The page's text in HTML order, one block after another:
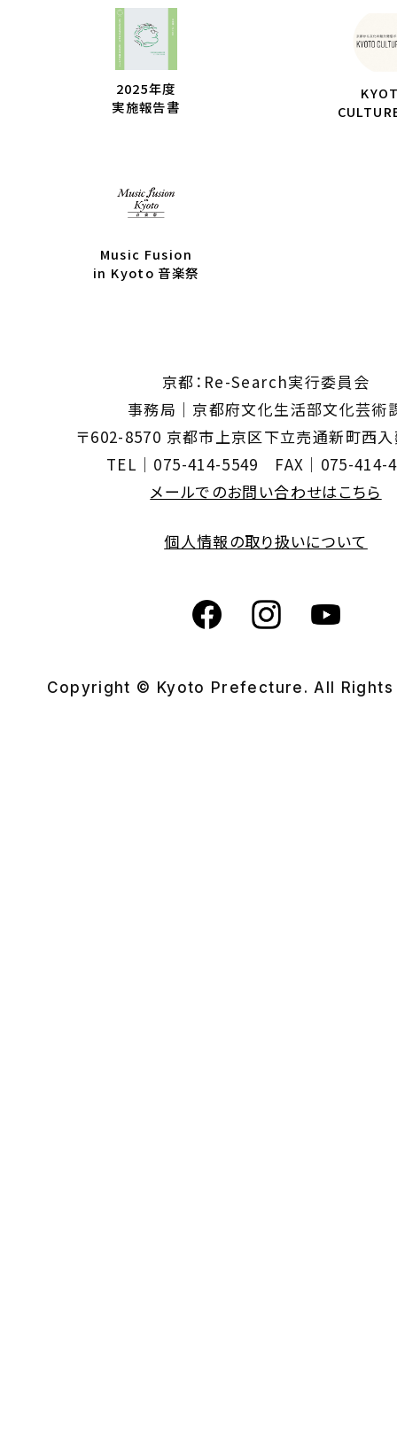
2025年度
実施報告書
Music Fusion
in Kyoto 音楽祭
京都：Re-Search実行委員会
事務局｜京都府文化生活部文化芸術
〒602-8570 京都市上京区下立売通新町西入
TEL｜075-414-5549 FAX｜075-414-
メールでのお問い合わせはこちら
個人情報の取り扱いについて
Copyright © Kyoto Prefecture. All Rights